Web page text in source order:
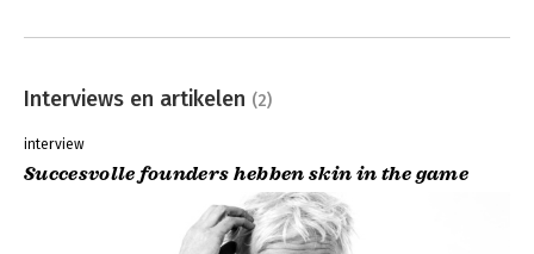
Interviews en artikelen (2)
interview
Succesvolle founders hebben skin in the game